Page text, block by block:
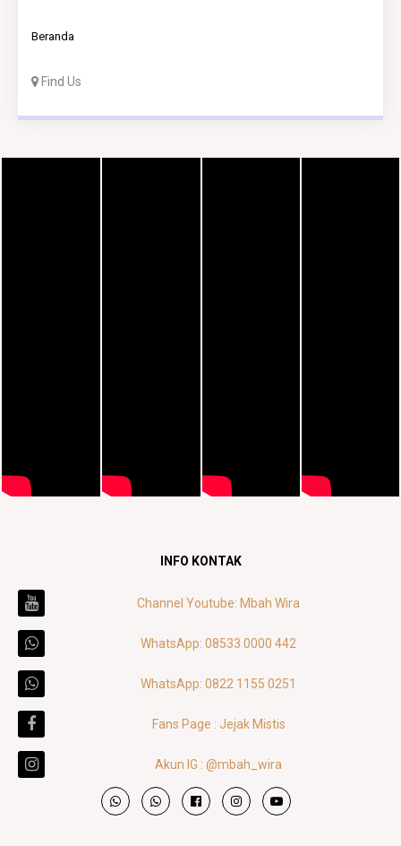
Beranda
Find Us
INFO KONTAK
Channel Youtube: Mbah Wira
WhatsApp: 08533 0000 442
WhatsApp: 0822 1155 0251
Fans Page : Jejak Mistis
Akun IG : @mbah_wira